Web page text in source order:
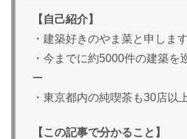
【自己紹介】
・建築好きのやま菜と申します
・今までに約5000件の建築を
ー
・東京都内の純喫茶も30店以
【この記事で分かること】